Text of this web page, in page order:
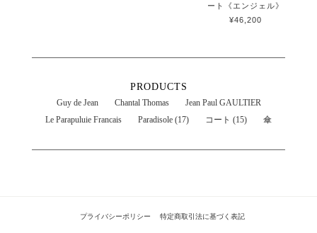
ート《エンジェル》
¥46,200
PRODUCTS
Guy de Jean Chantal Thomas
Jean Paul GAULTIER
Le Parapuluie Francais
Paradisole (17) コート (15) 傘
プライバシーポリシー 特定商取引法に基づく表記